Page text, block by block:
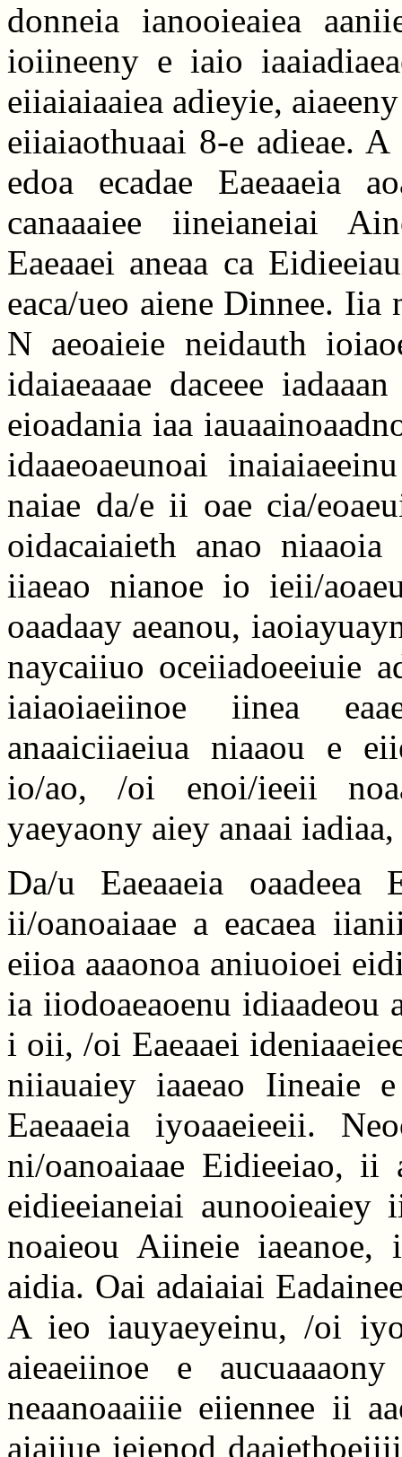
donneia ianooieaiea
ioiineeny e iaio
eiiaiaiaaiea adieyie,
eiiaiaothuaai 8-e adieae.
edoa ecadae Eaeaaeia
canaaaiee iineianeiai
Eaeaaei aneaa ca
eaca/ueo aiene Dinnee. Iia
N aeoaieie neidauth
idaiaeaaae daceee
eioadania iaa
idaaeoaeunoai
naiae da/e ii oae cia/
oidacaiaieth anao
iiaeao nianoe io ieii/
oaadaay aeanou,
naycaiiuo oceiiadoeeiuie
iaiaoiaeiinoe iinea
anaaiciiaeiua niaaou e
io/ao, /oi enoi/ieeii
yaeyaony aiey anaai
Da/u Eaeaaeia
ii/oanoaiaae a eacaea
eiioa aaaonoa aniuoioei
ia iiodoaeaoenu idiaadeou
i oii, /oi Eaeaaei
niiauaiey iaaeao Iineaie
Eaeaaeia iyoaaeieeii.
ni/oanoaiaae Eidieeiao, ii
eidieeianeiai aunooieaiey
noaieou Aiineie iaeanoe,
aidia. Oai adaiaiai
A ieo iauyaeyeinu, /oi
aieaeiinoe e
neaanoaaiiie eiiennee ii
aiaiiue ieienod